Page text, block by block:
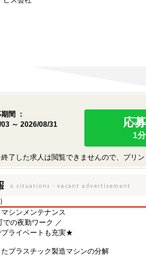
間 ：
～ 2026/08/31
応
1
了した求人は閲覧できませんので、プリン
シンメンテナンス
での夜勤ワーク ／
プライベートも充実★
プラスチック製造マシンの分解